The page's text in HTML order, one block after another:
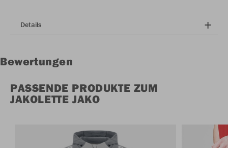
Details
Bewertungen
PASSENDE PRODUKTE ZUM
JAKOLETTE JAKO